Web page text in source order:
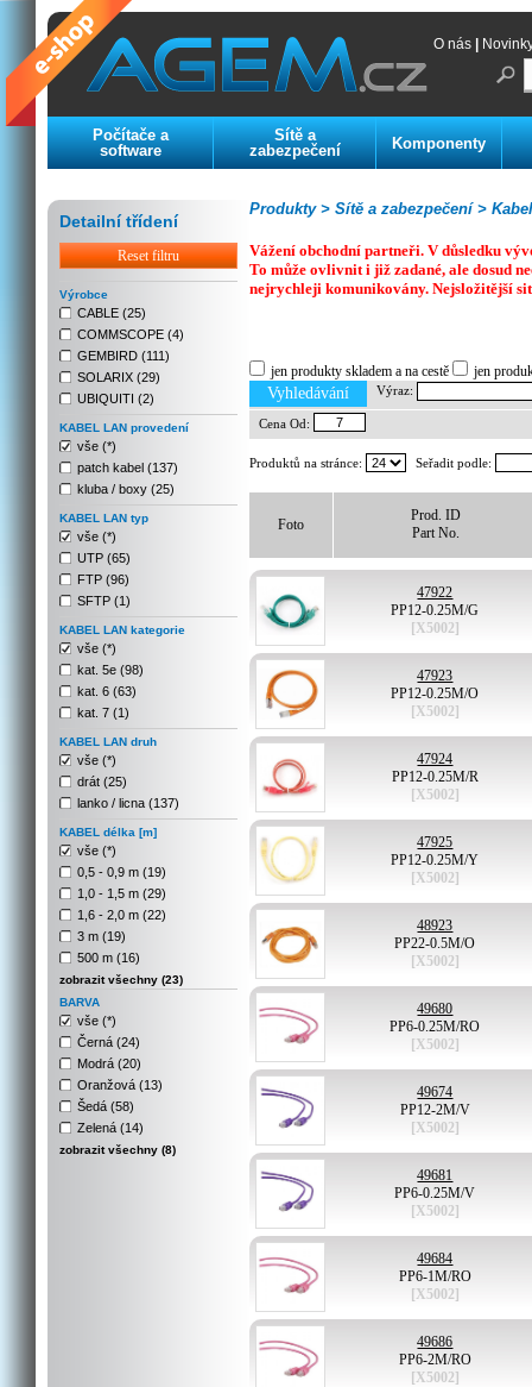
O nás
Počítače a
software
Sítě a
zabezpečení
Komponenty
Detailní třídení
Reset filtru
Výrobce
CABLE (25)
COMMSCOPE (4)
GEMBIRD (111)
SOLARIX (29)
UBIQUITI (2)
KABEL LAN provedení
vše (*)
patch kabel (137)
kluba / boxy (25)
KABEL LAN typ
vše (*)
UTP (65)
FTP (96)
SFTP (1)
KABEL LAN kategorie
vše (*)
kat. 5e (98)
kat. 6 (63)
kat. 7 (1)
KABEL LAN druh
vše (*)
drát (25)
lanko / licna (137)
KABEL délka [m]
vše (*)
0,5 - 0,9 m (19)
1,0 - 1,5 m (29)
1,6 - 2,0 m (22)
3 m (19)
500 m (16)
zobrazit všechny (23)
BARVA
vše (*)
Černá (24)
Modrá (20)
Oranžová (13)
Šedá (58)
Zelená (14)
zobrazit všechny (8)
Sítě a zabezpečení >
Produkty >
Vážení obchodní partneři. V důsledku
To může ovlivnit i již zadané, ale dosud
nejrychleji komunikovány. Nejsložitější
jen produkty skladem a na cestě jen
Vyhledávání Výraz:
Cena Od:
Produktů na stránce: Seřadit podle:
Foto
Prod. ID
Part No.
47922
PP12-0.25M/G
[X5002]
47923
PP12-0.25M/O
[X5002]
47924
PP12-0.25M/R
[X5002]
47925
PP12-0.25M/Y
[X5002]
48923
PP22-0.5M/O
[X5002]
49680
PP6-0.25M/RO
[X5002]
49674
PP12-2M/V
[X5002]
49681
PP6-0.25M/V
[X5002]
49684
PP6-1M/RO
[X5002]
49686
PP6-2M/RO
[X5002]